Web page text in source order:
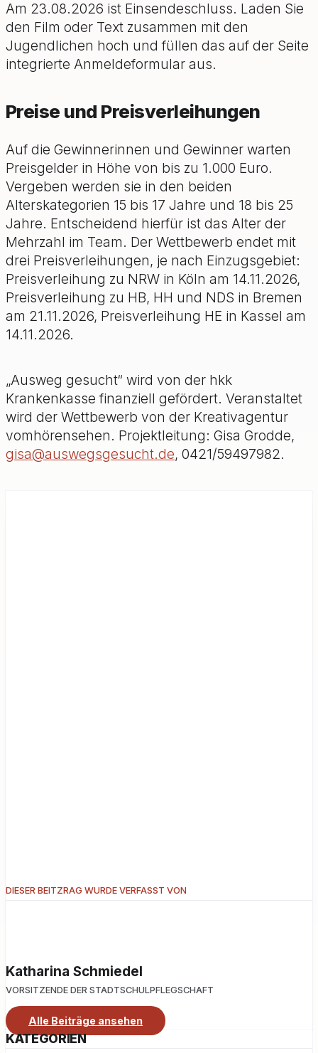
Am 23.08.2026 ist Einsendeschluss. Laden Sie
den Film oder Text zusammen mit den
Jugendlichen hoch und füllen das auf der Seite
integrierte Anmeldeformular aus.
Preise und Preisverleihungen
Auf die Gewinnerinnen und Gewinner warten
Preisgelder in Höhe von bis zu 1.000 Euro.
Vergeben werden sie in den beiden
Alterskategorien 15 bis 17 Jahre und 18 bis 25
Jahre. Entscheidend hierfür ist das Alter der
Mehrzahl im Team. Der Wettbewerb endet mit
drei Preisverleihungen, je nach Einzugsgebiet:
Preisverleihung zu NRW in Köln am 14.11.2026,
Preisverleihung zu HB, HH und NDS in Bremen
am 21.11.2026, Preisverleihung HE in Kassel am
14.11.2026.
„Ausweg gesucht“ wird von der hkk
Krankenkasse finanziell gefördert. Veranstaltet
wird der Wettbewerb von der Kreativagentur
vomhörensehen. Projektleitung: Gisa Grodde,
gisa@auswegsgesucht.de, 0421/59497982.
DIESER BEITZRAG WURDE VERFASST VON
Katharina Schmiedel
VORSITZENDE DER STADTSCHULPFLEGSCHAFT
Alle Beiträge ansehen
KATEGORIEN